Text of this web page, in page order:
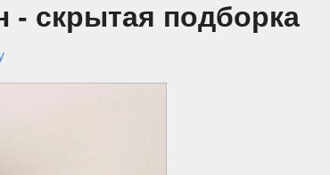
- скрытая подборка